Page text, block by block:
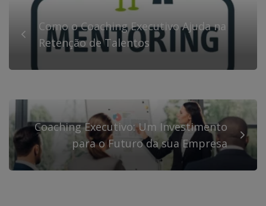
Como o Coaching Executivo Ajuda na
Retenção de Talentos
Coaching Executivo: Um Investimento
para o Futuro da sua Empresa